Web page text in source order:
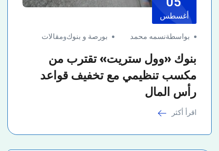
أغسطس
بواسطةنسمه محمد بورصة و بنوكومقالات
بنوك «وول ستريت» تقترب من
مكسب تنظيمي مع تخفيف قواعد
رأس المال
اقرأ أكثر